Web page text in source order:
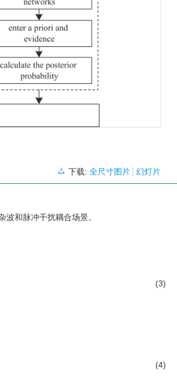
下载: 全尺寸图片 幻灯片
和脉冲干扰耦合场景。
(3)
(4)